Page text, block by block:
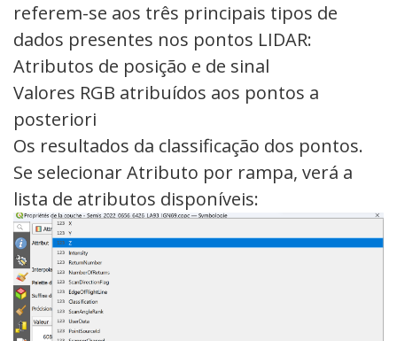
referem-se aos três principais tipos de
dados presentes nos pontos LIDAR:
Atributos de posição e de sinal
Valores RGB atribuídos aos pontos a
posteriori
Os resultados da classificação dos pontos.
Se selecionar Atributo por rampa, verá a
lista de atributos disponíveis: